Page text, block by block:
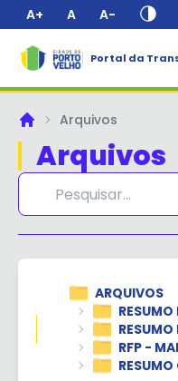
A+ A A-
Portal da
PrincipalArquivos
Arquivos
ARQUIVOS
RFP -
✕